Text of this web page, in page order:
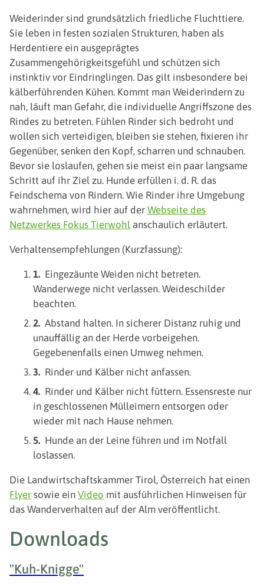
Weiderinder sind grundsätzlich friedliche Fluchttiere.
Sie leben in festen sozialen Strukturen, haben als
Herdentiere ein ausgeprägtes
Zusammengehörigkeitsgefühl und schützen sich
instinktiv vor Eindringlingen. Das gilt insbesondere bei
kälberführenden Kühen. Kommt man Weiderindern zu
nah, läuft man Gefahr, die individuelle Angriffszone des
Rindes zu betreten. Fühlen Rinder sich bedroht und
wollen sich verteidigen, bleiben sie stehen, fixieren ihr
Gegenüber, senken den Kopf, scharren und schnauben.
Bevor sie loslaufen, gehen sie meist ein paar langsame
Schritt auf ihr Ziel zu. Hunde erfüllen i. d. R. das
Feindschema von Rindern. Wie Rinder ihre Umgebung
wahrnehmen, wird hier auf der Webseite des
Netzwerkes Fokus Tierwohl anschaulich erläutert.
Verhaltensempfehlungen (Kurzfassung):
Eingezäunte Weiden nicht betreten.
Wanderwege nicht verlassen. Weideschilder
beachten.
Abstand halten. In sicherer Distanz ruhig und
unauffällig an der Herde vorbeigehen.
Gegebenenfalls einen Umweg nehmen.
Rinder und Kälber nicht anfassen.
Rinder und Kälber nicht füttern. Essensreste nur
in geschlossenen Mülleimern entsorgen oder
wieder mit nach Hause nehmen.
Hunde an der Leine führen und im Notfall
loslassen.
Die Landwirtschaftskammer Tirol, Österreich hat einen
Flyer sowie ein Video mit ausführlichen Hinweisen für
das Wanderverhalten auf der Alm veröffentlicht.
Downloads
"Kuh-Knigge"